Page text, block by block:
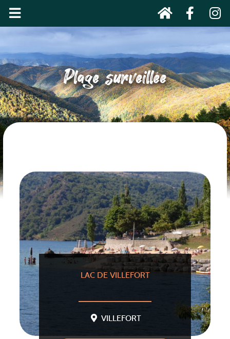
Plage surveillée
LAC DE VILLEFORT
VILLEFORT